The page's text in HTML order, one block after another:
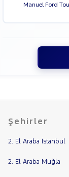
Manuel Ford
Şehirler
2. El Araba İstanbul
2. El Araba Muğla